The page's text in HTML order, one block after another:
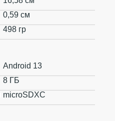
0,59 см
498 гр
Android 13
8 ГБ
microSDXC